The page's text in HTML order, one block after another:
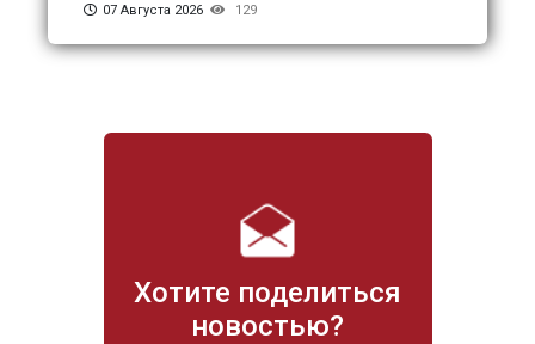
Хотите поделиться
новостью?
07 Августа 2026 129